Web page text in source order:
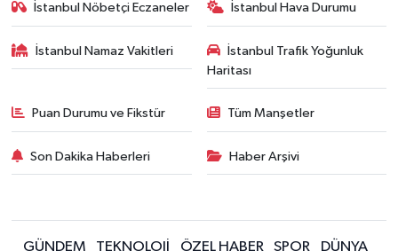
İstanbul Nöbetçi Eczaneler İstanbul Hava Durumu
İstanbul Namaz Vakitleri
İstanbul Trafik Yoğunluk
Haritası
Puan Durumu ve Fikstür Tüm Manşetler
Son Dakika Haberleri Haber Arşivi
GÜNDEM TEKNOLOJİ ÖZEL HABER SPOR DÜNYA